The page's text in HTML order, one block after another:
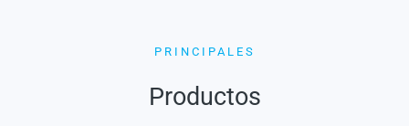
PRINCIPALES
Productos